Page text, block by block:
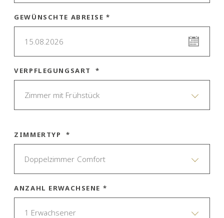
GEWÜNSCHTE ABREISE *
15.08.2026
VERPFLEGUNGSART *
Zimmer mit Frühstück
ZIMMERTYP *
Doppelzimmer Comfort
ANZAHL ERWACHSENE *
1 Erwachsener